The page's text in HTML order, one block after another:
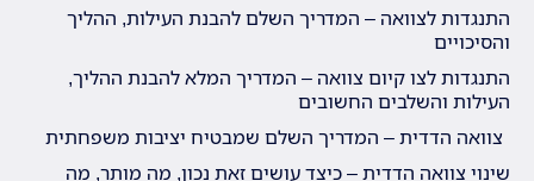
התנגדות לצוואה – המדריך השלם להבנת העילות, ההליך
והסיכויים
התנגדות לצו קיום צוואה – המדריך המלא להבנת ההליך,
העילות והשלבים החשובים
צוואה הדדית – המדריך השלם שמבטיח יציבות משפחתית
שינוי צוואה הדדית – כיצד עושים זאת נכון, מה מותר, מה